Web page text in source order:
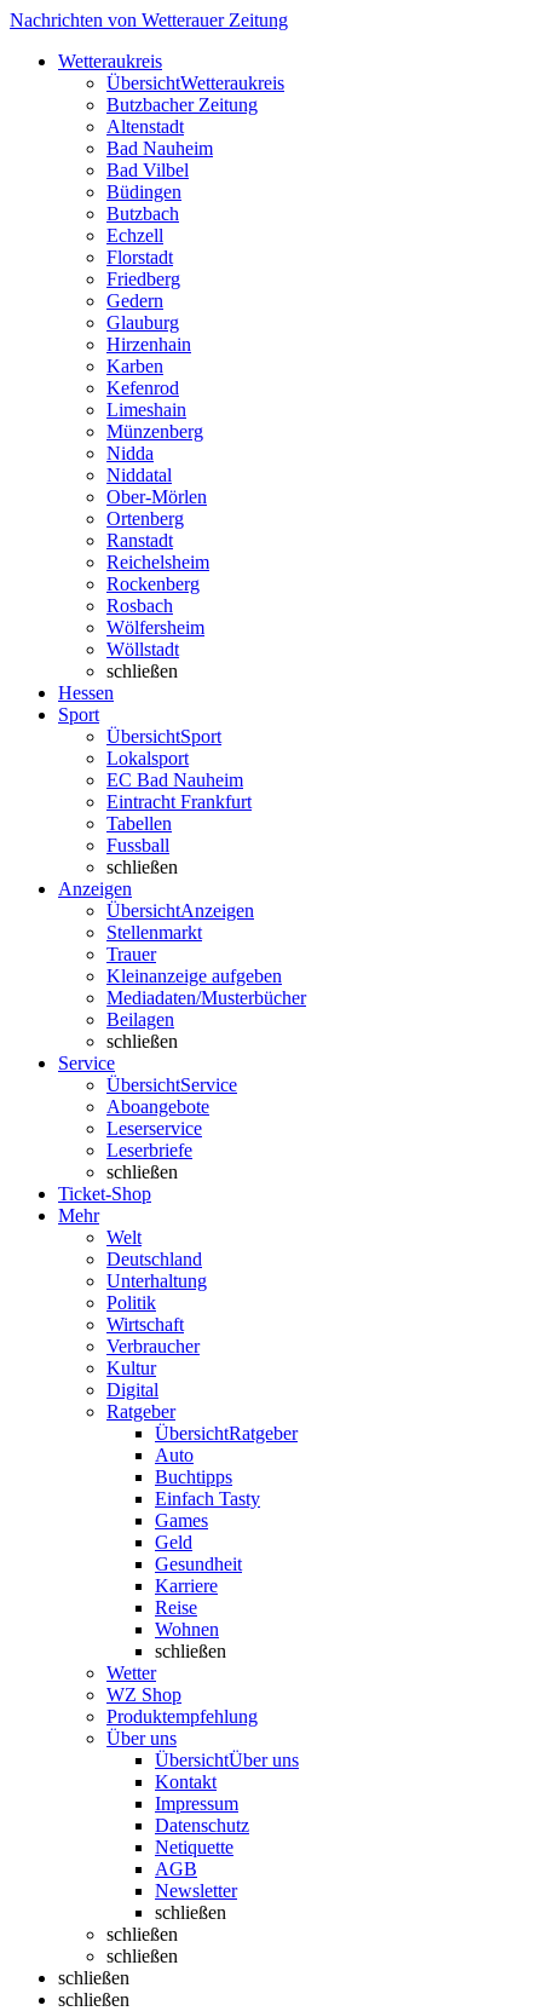
Nachrichten von Wetterauer Zeitung
Wetteraukreis
ÜbersichtWetteraukreis
Butzbacher Zeitung
Altenstadt
Bad Nauheim
Bad Vilbel
Büdingen
Butzbach
Echzell
Florstadt
Friedberg
Gedern
Glauburg
Hirzenhain
Karben
Kefenrod
Limeshain
Münzenberg
Nidda
Niddatal
Ober-Mörlen
Ortenberg
Ranstadt
Reichelsheim
Rockenberg
Rosbach
Wölfersheim
Wöllstadt
schließen
Hessen
Sport
ÜbersichtSport
Lokalsport
EC Bad Nauheim
Eintracht Frankfurt
Tabellen
Fussball
schließen
Anzeigen
ÜbersichtAnzeigen
Stellenmarkt
Trauer
Kleinanzeige aufgeben
Mediadaten/Musterbücher
Beilagen
schließen
Service
ÜbersichtService
Aboangebote
Leserservice
Leserbriefe
schließen
Ticket-Shop
Mehr
Welt
Deutschland
Unterhaltung
Politik
Wirtschaft
Verbraucher
Kultur
Digital
Ratgeber
ÜbersichtRatgeber
Auto
Buchtipps
Einfach Tasty
Games
Geld
Gesundheit
Karriere
Reise
Wohnen
schließen
Wetter
WZ Shop
Produktempfehlung
Über uns
ÜbersichtÜber uns
Kontakt
Impressum
Datenschutz
Netiquette
AGB
Newsletter
schließen
schließen
schließen
schließen
schließen